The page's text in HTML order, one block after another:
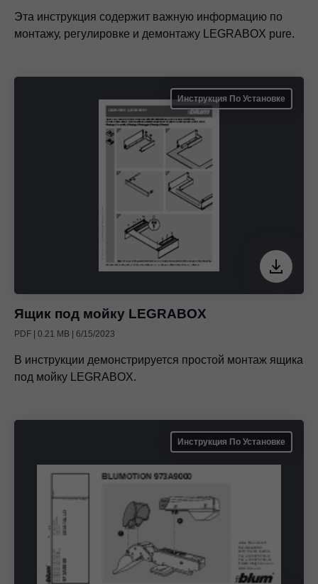
Эта инструкция содержит важную информацию по
монтажу, регулировке и демонтажу LEGRABOX pure.
Инструкция По Установке
Ящик под мойку LEGRABOX
PDF | 0.21 MB | 6/15/2023
В инструкции демонстрируется простой монтаж ящика
под мойку LEGRABOX.
Инструкция По Установке